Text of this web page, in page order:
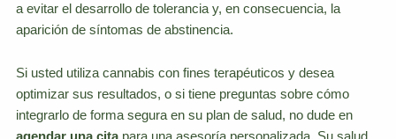
a evitar el desarrollo de tolerancia y, en consecuencia, la
aparición de síntomas de abstinencia.
Si usted utiliza cannabis con fines terapéuticos y desea
optimizar sus resultados, o si tiene preguntas sobre cómo
integrarlo de forma segura en su plan de salud, no dude en